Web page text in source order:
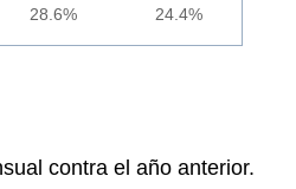
28.6% 24.4%
contra el año anterior.